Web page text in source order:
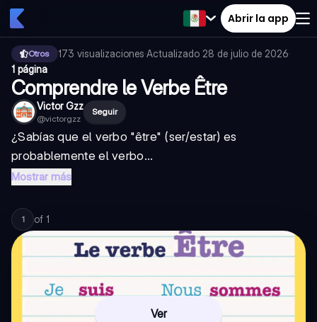
Abrir la app
Otros 173 visualizaciones·Actualizado 28 de julio de 2026·
1 página
Comprendre le Verbe Être
Victor Gzz
@victorgzz
Seguir
¿Sabías que el verbo "être" (ser/estar) es
probablemente el verbo...
Mostrar más
1 of 1
Ver